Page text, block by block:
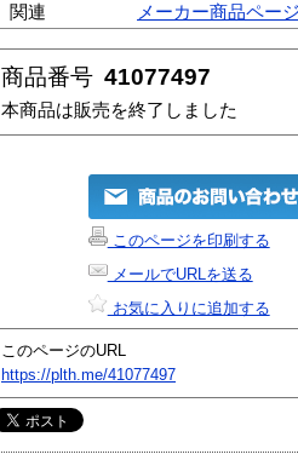
関連
メーカー商品ペー
商品番号 41077497
本商品は販売を終了しました
このページを印刷する
メールでURLを送る
お気に入りに追加する
このページのURL
https://plth.me/41077497